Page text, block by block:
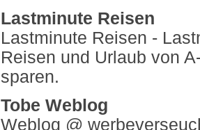
Lastminute Reisen
Lastminute Reisen -
Reisen und Urlaub von
sparen.
Tobe Weblog
Weblog @